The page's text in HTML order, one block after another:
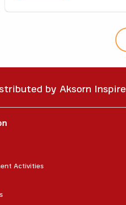
by Aksorn
Activities